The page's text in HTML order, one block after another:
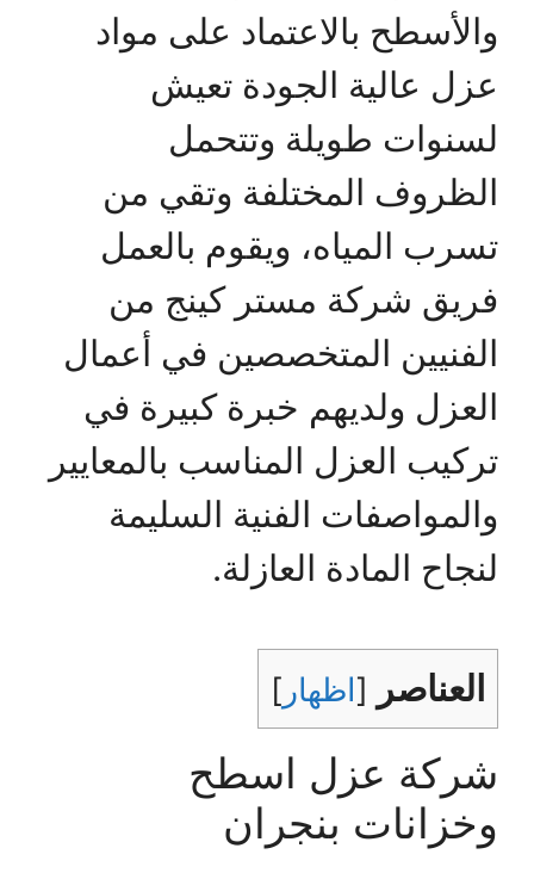
والأسطح بالاعتماد على مواد
عزل عالية الجودة تعيش
لسنوات طويلة وتتحمل
الظروف المختلفة وتقي من
تسرب المياه، ويقوم بالعمل
فريق شركة مستر كينج من
الفنيين المتخصصين في أعمال
العزل ولديهم خبرة كبيرة في
تركيب العزل المناسب بالمعايير
والمواصفات الفنية السليمة
لنجاح المادة العازلة.
العناصر [اظهار ]
شركة عزل اسطح
وخزانات بنجران